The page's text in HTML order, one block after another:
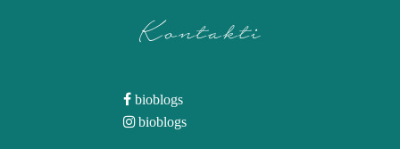
Kontakti
bioblogs
bioblogs